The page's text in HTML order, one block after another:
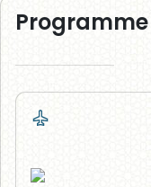
Programme